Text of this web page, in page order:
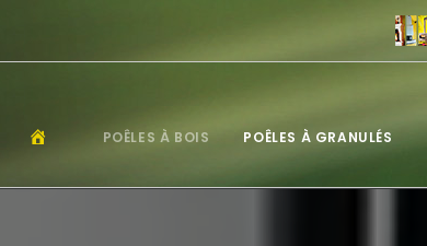
POÊLES À BOIS POÊLES À GRANULÉS